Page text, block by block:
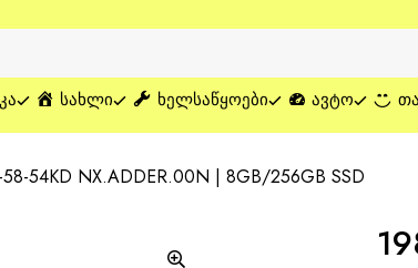
ᲡᲐᲮᲚᲘ ᲮᲔᲚᲡᲐᲬᲧᲝᲔᲑᲘ ᲐᲕᲢᲝ
58-54KD NX.ADDER.00N | 8GB/256GB SSD